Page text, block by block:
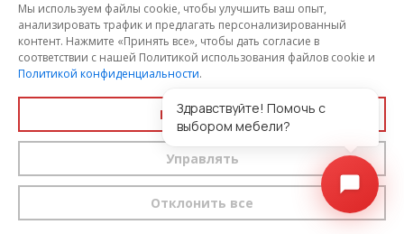
Copyright © 2026, ООО «100 Диванов» — Все права защищены
Администрация Сайта не несет ответственности за
размещаемые Пользователями материалы, их содержание,
качество.
политики конфиденциальностии
пользовательского соглашениякаждый раз, когда оставляете
свои данные в любой форме обратной связи на сайте
Мы используем файлы cookie, чтобы улучшить ваш опыт,
анализировать трафик и предлагать персонализированный
контент. Нажмите «Принять все», чтобы дать согласие в
соответствии с нашей Политикой использования файлов cookie и
Политикой конфиденциальности.
Принять все
Управлять
Отклонить все
Здравствуйте! Помочь с
выбором мебели?